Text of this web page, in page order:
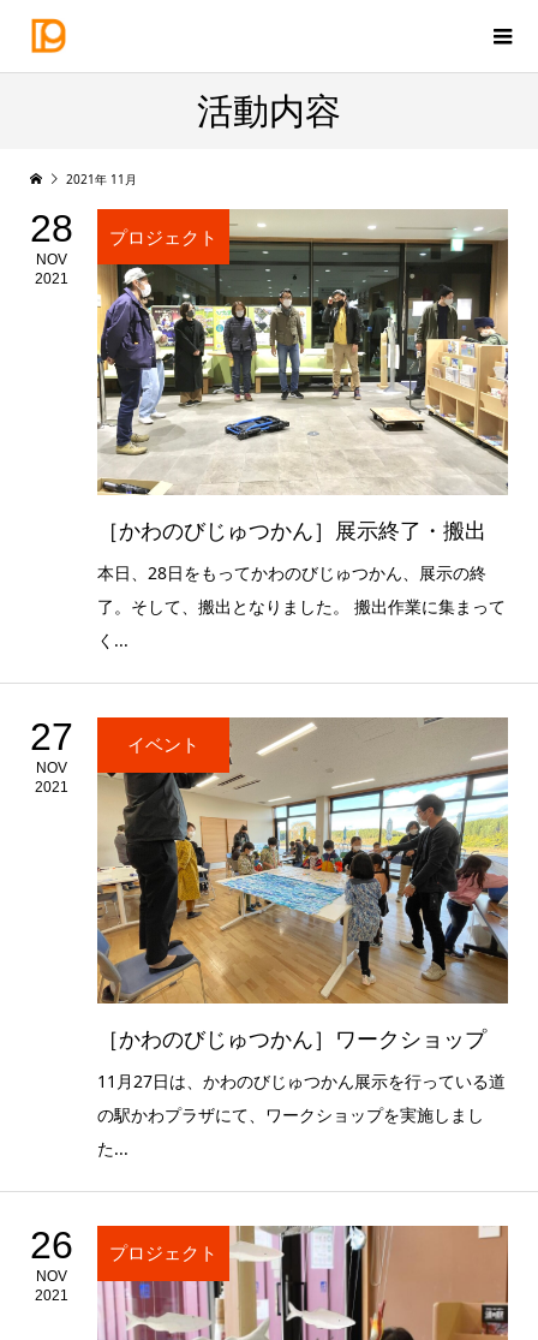
活動内容
2021年 11月
28
NOV
2021
プロジェクト
［かわのびじゅつかん］展示終了・搬出
本日、28日をもってかわのびじゅつかん、展示の終
了。そして、搬出となりました。 搬出作業に集まって
く...
27
NOV
2021
イベント
［かわのびじゅつかん］ワークショップ
11月27日は、かわのびじゅつかん展示を行っている道
の駅かわプラザにて、ワークショップを実施しまし
た...
26
NOV
2021
プロジェクト